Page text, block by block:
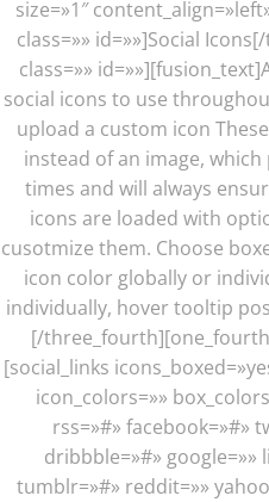
size=»1″
class=»» id=»»]Social
class=»»
social icons to use
upload a custom icon
instead of an image,
times and will always
icons are loaded with
cusotmize them. Choose
icon color globally or
individually, hover tooltip
[/three_fourth][one_fourth
[social_links
icon_colors=»»
rss=»#» facebook=»#»
dribbble=»#» google=»»
tumblr=»#» reddit=»»